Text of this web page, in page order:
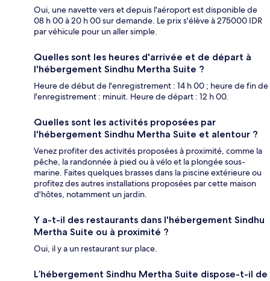
Oui, une navette vers et depuis l'aéroport est disponible de
08 h 00 à 20 h 00 sur demande. Le prix s'élève à 275000 IDR
par véhicule pour un aller simple.
Quelles sont les heures d'arrivée et de départ à
l'hébergement Sindhu Mertha Suite ?
Heure de début de l'enregistrement : 14 h 00 ; heure de fin de
l'enregistrement : minuit. Heure de départ : 12 h 00.
Quelles sont les activités proposées par
l'hébergement Sindhu Mertha Suite et alentour ?
Venez profiter des activités proposées à proximité, comme la
pêche, la randonnée à pied ou à vélo et la plongée sous-
marine. Faites quelques brasses dans la piscine extérieure ou
profitez des autres installations proposées par cette maison
d'hôtes, notamment un jardin.
Y a-t-il des restaurants dans l'hébergement Sindhu
Mertha Suite ou à proximité ?
Oui, il y a un restaurant sur place.
L’hébergement Sindhu Mertha Suite dispose-t-il de